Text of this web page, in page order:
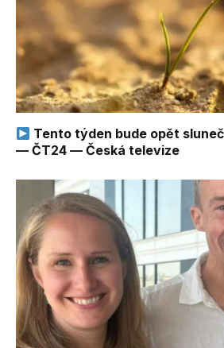
Tento týden bude opět
— ČT24 — Česká televize